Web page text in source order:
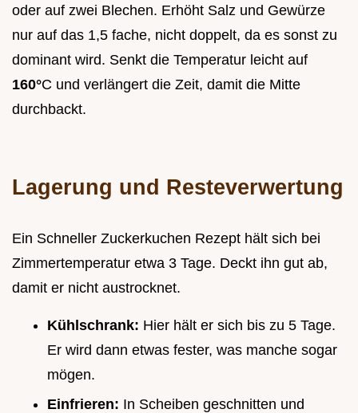
oder auf zwei Blechen. Erhöht Salz und Gewürze
nur auf das 1,5 fache, nicht doppelt, da es sonst zu
dominant wird. Senkt die Temperatur leicht auf
160°C und verlängert die Zeit, damit die Mitte
durchbackt.
Lagerung und Resteverwertung
Ein Schneller Zuckerkuchen Rezept hält sich bei
Zimmertemperatur etwa 3 Tage. Deckt ihn gut ab,
damit er nicht austrocknet.
Kühlschrank: Hier hält er sich bis zu 5 Tage.
Er wird dann etwas fester, was manche sogar
mögen.
Einfrieren: In Scheiben geschnitten und